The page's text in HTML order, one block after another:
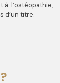
à l’ostéopathie,
d’un titre.